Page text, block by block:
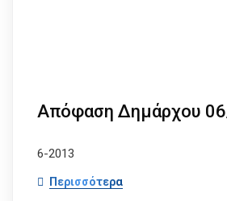
Απόφαση Δημάρχου
6-2013
Περισσότερα